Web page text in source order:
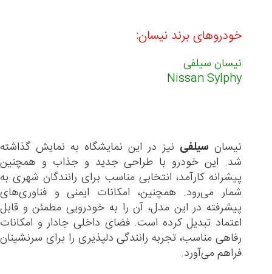
خودروهای برند نیسان:
نیسان سیلفی
Nissan Sylphy
نیسانسیلفینیز در این نمایشگاه به نمایش گذاشته
شد. این خودرو با طراحی جدید و جذاب و همچنین
پیشرانه کارآمد، انتخابی مناسب برای رانندگان شهری به
شمار می‌رود. همچنین، امکانات ایمنی و فناوری‌های
پیشرفته در این مدل، آن را به خودرویی مطمئن و قابل
اعتماد تبدیل کرده است. فضای داخلی جادار و امکانات
رفاهی مناسب، تجربه رانندگی دلپذیری را برای سرنشینان
فراهم می‌آورد.